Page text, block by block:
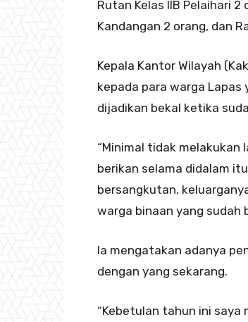
Rutan Kelas IIB Pelaihari 2
Kandangan 2 orang, dan
Kepala Kantor Wilayah
kepada para warga
dijadikan bekal ketika
“Minimal tidak melakukan
berikan selama didalam
bersangkutan,
warga binaan yang sudah
Ia mengatakan adanya
dengan yang sekarang.
“Kebetulan tahun ini